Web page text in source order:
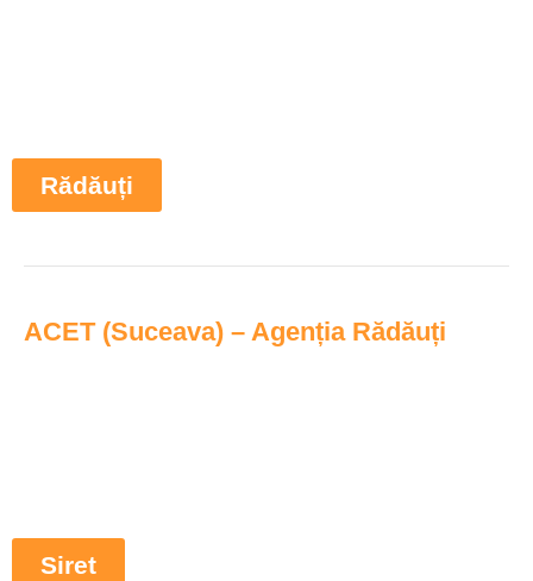
Rădăuți
ACET (Suceava) – Agenția Rădăuți
Siret